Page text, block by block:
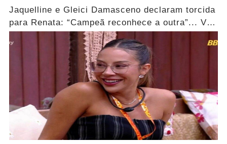
Jaquelline e Gleici Damasceno declaram torcida
para Renata: “Campeã reconhece a outra”... Ver